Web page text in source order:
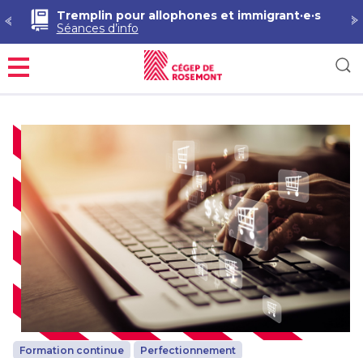
Tremplin pour allophones et immigrant·e·s
Séances d’info
Menu
Formation continue Perfectionnement